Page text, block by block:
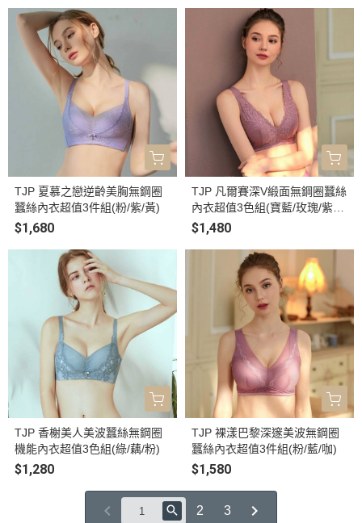
TJP 夏慕之戀逆齡美胸無鋼圈
蠶絲內衣超值3件組(粉/紫/黃)
$1,680
TJP 凡爾賽深V緞面無鋼圈蠶絲
內衣超值3色組(寶藍/玫瑰/紫
藕)
$1,480
TJP 香榭美人美波蠶絲無鋼圈
機能內衣超值3色組(綠/藕/粉)
$1,280
TJP 裸漾巴黎深邃美波無鋼圈
蠶絲內衣超值3件組(粉/藍/咖)
$1,580
2 3